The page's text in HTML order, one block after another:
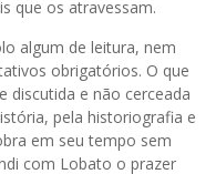
que os atravessam.
algum de leitura, nem
obrigatórios. O que
discutida e não cerceada
pela historiografia e
em seu tempo sem
com Lobato o prazer